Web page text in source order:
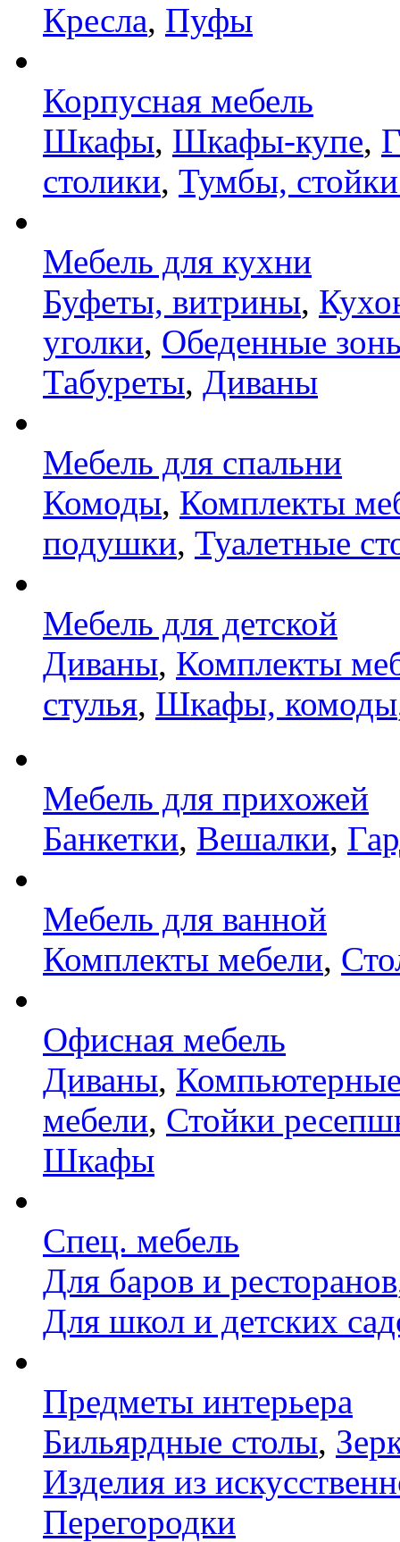
Кресла, Пуфы
Корпусная мебель
Шкафы, Шкафы-купе,
столики, Тумбы,
Мебель для кухни
Буфеты, витрины,
уголки, Обеденные
Табуреты, Диваны
Мебель для спальни
Комоды, Комплекты
подушки, Туалетные
Мебель для детской
Диваны, Комплекты
стулья, Шкафы, комоды
Мебель для прихожей
Банкетки, Вешалки,
Мебель для ванной
Комплекты мебели,
Офисная мебель
Диваны,
мебели, Стойки
Шкафы
Спец. мебель
Для баров и ресторанов
Для школ и детских
Предметы интерьера
Бильярдные столы,
Изделия из
Перегородки